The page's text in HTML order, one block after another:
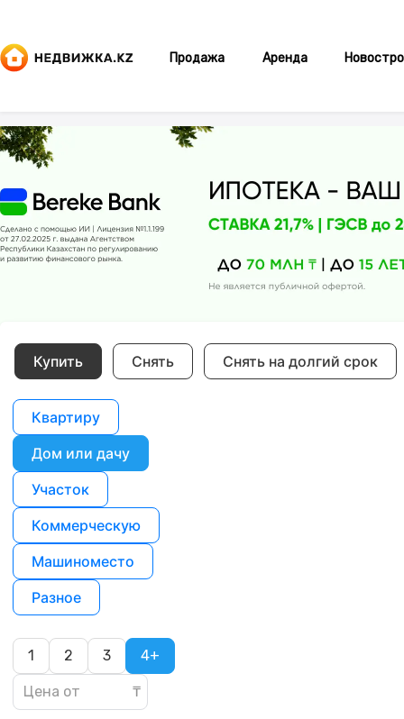
Продажа Аренда
Купить Снять Снять на долгий срок
Квартиру
Дом или дачу
Участок
Коммерческую
Машиноместо
Разное
1 2 3 4+